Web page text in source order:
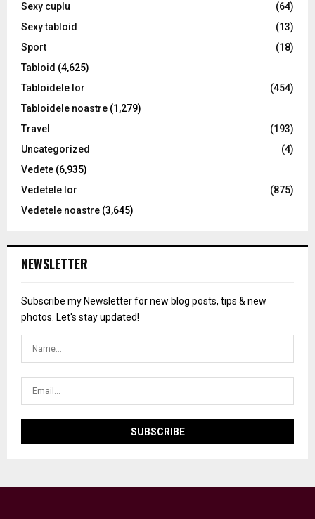
Sexy cuplu
(64)
Sexy tabloid
(13)
Sport
(18)
Tabloid (4,625)
Tabloidele lor
(454)
Tabloidele noastre (1,279)
Travel
(193)
Uncategorized
(4)
Vedete (6,935)
Vedetele lor
(875)
Vedetele noastre (3,645)
NEWSLETTER
Subscribe my Newsletter for new blog posts, tips & new
photos. Let's stay updated!